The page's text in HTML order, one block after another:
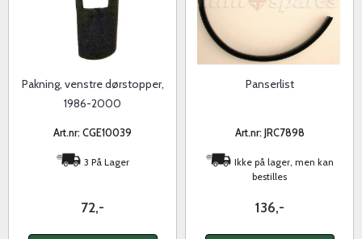
Pakning, venstre dørstopper,
1986-2000
Art.nr: CGE10039
3 På Lager
72,-
Panserlist
Art.nr: JRC7898
Ikke på lager, men kan
bestilles
136,-